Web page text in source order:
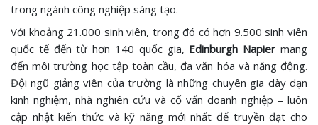
trong ngành công nghiệp sáng tạo.
Với khoảng 21.000 sinh viên, trong đó có hơn 9.500 sinh viên
quốc tế đến từ hơn 140 quốc gia, Edinburgh Napiermang
đến môi trường học tập toàn cầu, đa văn hóa và năng động.
Đội ngũ giảng viên của trường là những chuyên gia dày dạn
kinh nghiệm, nhà nghiên cứu và cố vấn doanh nghiệp – luôn
cập nhật kiến thức và kỹ năng mới nhất để truyền đạt cho